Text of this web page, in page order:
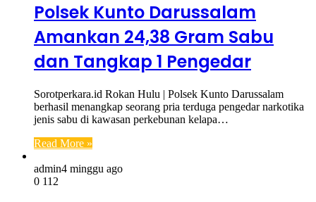
Polsek Kunto Darussalam
Amankan 24,38 Gram Sabu
dan Tangkap 1 Pengedar
Sorotperkara.id Rokan Hulu | Polsek Kunto Darussalam
berhasil menangkap seorang pria terduga pengedar narkotika
jenis sabu di kawasan perkebunan kelapa…
Read More »
admin4 minggu ago
0 112